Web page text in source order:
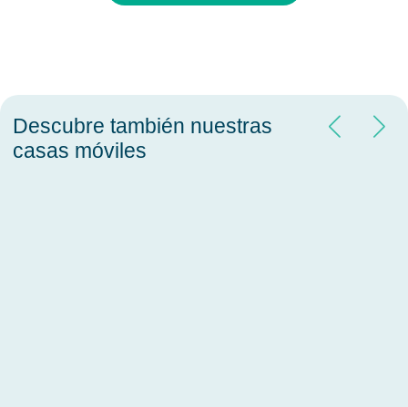
Descubre también nuestras
casas móviles